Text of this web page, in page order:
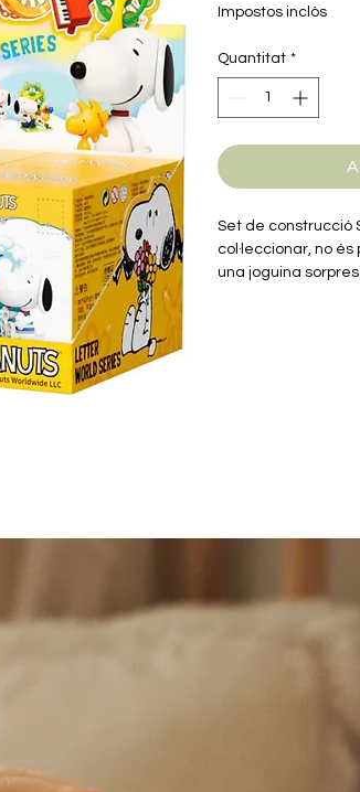
Impostos inclòs
Quantitat *
Set de construcció
col·leccionar, no
una joguina